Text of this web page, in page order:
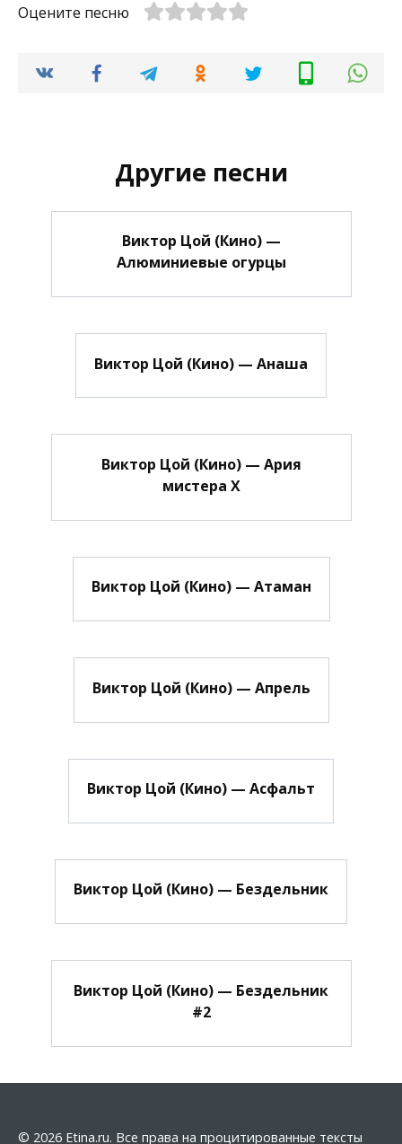
Оцените песню
Другие песни
Виктор Цой (Кино) —
Алюминиевые огурцы
Виктор Цой (Кино) — Анаша
Виктор Цой (Кино) — Ария
мистера Х
Виктор Цой (Кино) — Атаман
Виктор Цой (Кино) — Апрель
Виктор Цой (Кино) — Асфальт
Виктор Цой (Кино) — Бездельник
Виктор Цой (Кино) — Бездельник
#2
© 2026 Etina.ru. Все права на процитированные тексты